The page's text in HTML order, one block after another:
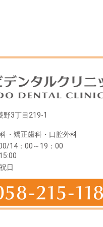
野3丁目219-1
・矯正歯科・口腔外科
14：00～19：00
日